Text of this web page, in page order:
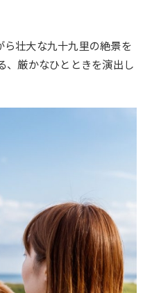
壮大な九十九里の絶景を
、厳かなひとときを演出し